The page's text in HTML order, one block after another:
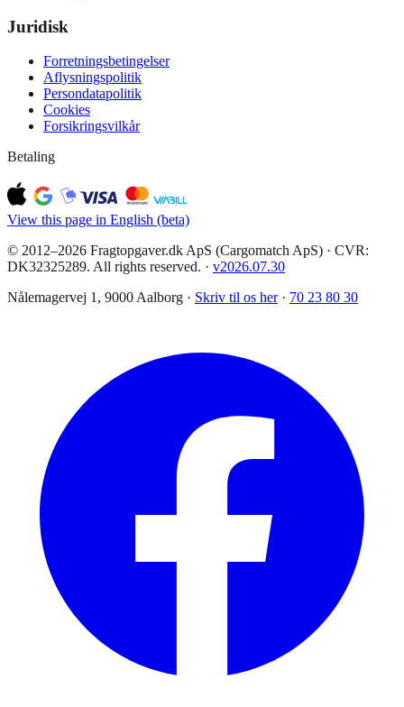
Juridisk
Forretningsbetingelser
Aflysningspolitik
Persondatapolitik
Cookies
Forsikringsvilkår
Betaling
View this page in English (beta)
© 2012–2026 Fragtopgaver.dk ApS (Cargomatch ApS) · CVR:
DK32325289. All rights reserved. · v2026.07.30
Nålemagervej 1, 9000 Aalborg · Skriv til os her · 70 23 80 30